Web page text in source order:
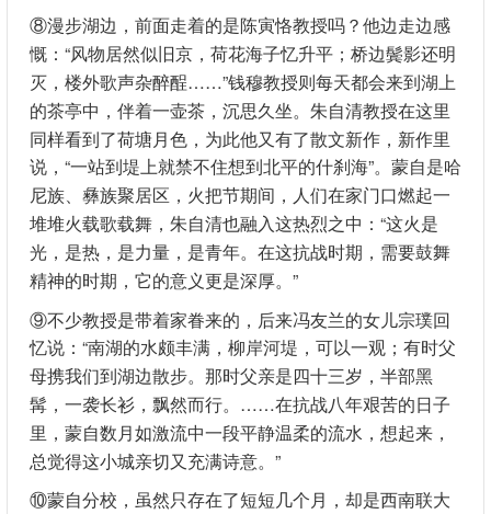
⑧漫步湖边，前面走着的是陈寅恪教授吗？他边走边感
慨：“风物居然似旧京，荷花海子忆升平；桥边鬓影还明
灭，楼外歌声杂醉酲……”钱穆教授则每天都会来到湖上
的茶亭中，伴着一壶茶，沉思久坐。朱自清教授在这里
同样看到了荷塘月色，为此他又有了散文新作，新作里
说，“一站到堤上就禁不住想到北平的什刹海”。蒙自是哈
尼族、彝族聚居区，火把节期间，人们在家门口燃起一
堆堆火载歌载舞，朱自清也融入这热烈之中：“这火是
光，是热，是力量，是青年。在这抗战时期，需要鼓舞
精神的时期，它的意义更是深厚。”
⑨不少教授是带着家眷来的，后来冯友兰的女儿宗璞回
忆说：“南湖的水颇丰满，柳岸河堤，可以一观；有时父
母携我们到湖边散步。那时父亲是四十三岁，半部黑
髯，一袭长衫，飘然而行。……在抗战八年艰苦的日子
里，蒙自数月如激流中一段平静温柔的流水，想起来，
总觉得这小城亲切又充满诗意。”
⑩蒙自分校，虽然只存在了短短几个月，却是西南联大